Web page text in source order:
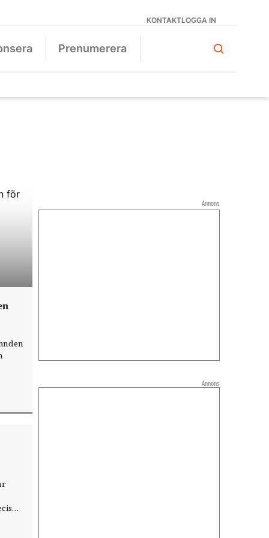
KONTAKTLOGGA IN
Prenumerera
Annons
Annons